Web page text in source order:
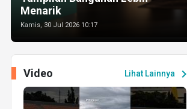
Menarik
Kamis, 30 Jul 2026 10:17
Lihat Lainnya chevron_right
Video